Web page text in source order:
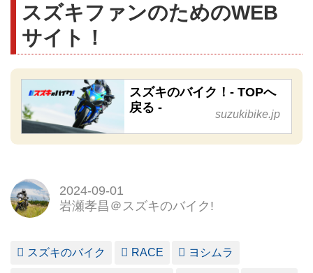
スズキファンのためのWEB
サイト！
スズキのバイク！- TOPへ
戻る -
suzukibike.jp
2024-09-01
岩瀬孝昌＠スズキのバイク!
スズキのバイク RACE ヨシムラ